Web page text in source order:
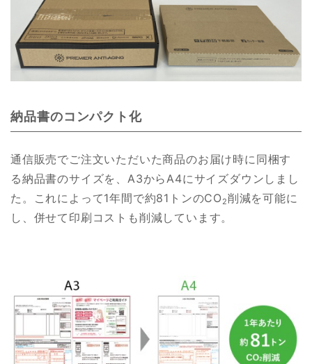
納品書のコンパクト化
通信販売でご注文いただいた商品のお届け時に同梱す
る納品書のサイズを、A3からA4にサイズダウンしまし
た。これによって1年間で約81トンのCO2削減を可能に
し、併せて印刷コストも削減しています。